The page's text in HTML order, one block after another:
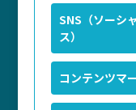
SNS（ソーシ
ス）
コンテンツマ